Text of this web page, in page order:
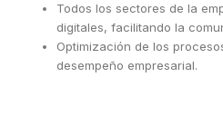
Todos los sectores de la
digitales, facilitando la
Optimización de los
desempeño empresarial.